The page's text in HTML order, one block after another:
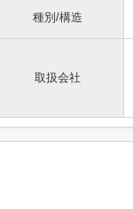
種別/構造
取扱会社